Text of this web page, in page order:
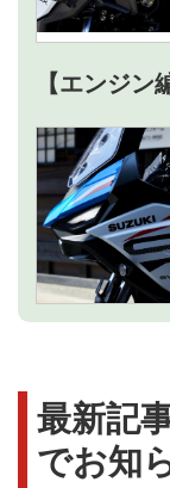
【エンジン
最新記
でお知